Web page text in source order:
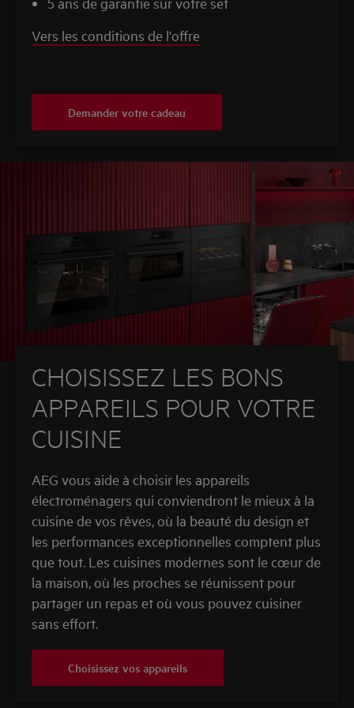
Vers les conditions de l'offre
Demander votre cadeau
CHOISISSEZ LES BONS
APPAREILS POUR VOTRE
CUISINE
AEG vous aide à choisir les appareils
électroménagers qui conviendront le mieux à la
cuisine de vos rêves, où la beauté du design et
les performances exceptionnelles comptent plus
que tout. Les cuisines modernes sont le cœur de
la maison, où les proches se réunissent pour
partager un repas et où vous pouvez cuisiner
sans effort.
Choisissez vos appareils